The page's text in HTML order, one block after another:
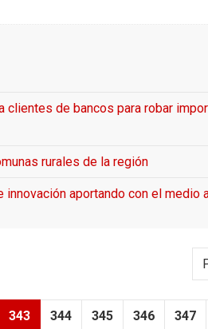
clientes de bancos para robar
rurales de la región
aportando con el medio
343 344 345 346 347